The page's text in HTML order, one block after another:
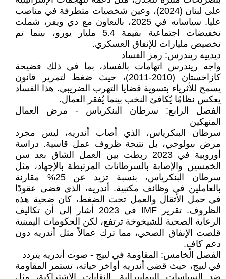
على لبنان (2024)، وعين شخصيات متطرفة في مناصب
عليا. سياساته في 2025، بالتعاون مع دي ويفر، شملت
تخفيضات اجتماعية بقيمة 5.4 مليار يورو، بينما تم
تخصيص مليارات للإنفاق العسكري.
ديدييه ريندرس: رمز الفساد
واجه ريندرس اتهامات بالفساد، بما في ذلك فضيحة
كازاخستان (2010-2011)، حيث ضغط لتمرير قانون
يسمح للأثرياء بتسوية قضايا التهرب الضريبي. هذا الفساد
يعكس نظامًا يُكافئ النخب بينما يُفقر العمال.
الفصل الرابع: سرطان البنكرياس - مرض العمال
المنهكين
سرطان البنكرياس، الذي أصاب أندريه، ليس مجرد
مرض بيولوجي، بل نتيجة ظروف عمل قاسية. دراسة
أوروبية في 2023 ربطت بين العمل الشاق بعد سن
الخمسين والإصابة بالسرطانات المرتبطة بالإجهاد، مثل
سرطان البنكرياس، بنسبة تزيد عن 25% مقارنة
بالعاملين في وظائف مكتبية. أندريه، الذي قضى عقودًا
في حمل الأثقال والعمل تحت الضغط، كان ضحية هذه
الظروف. تقرير IMF في 2023 أشار إلى أن تكاليف
الرعاية الصحية للشيخوخة ترتفع، لكن الحكومات اليمينية
قلصت الإنفاق الصحي، مما ترك عمالاً مثل أندريه دون
دعم كافٍ.
الفصل الخامس: المقاومة في لييج - صوت أندريه يتردد
في لييج، حيث قضى أندريه أواخر حياته، تستمر المقاومة